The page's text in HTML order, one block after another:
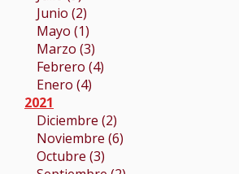
Junio (2)
Mayo (1)
Marzo (3)
Febrero (4)
Enero (4)
2021
Diciembre (2)
Noviembre (6)
Octubre (3)